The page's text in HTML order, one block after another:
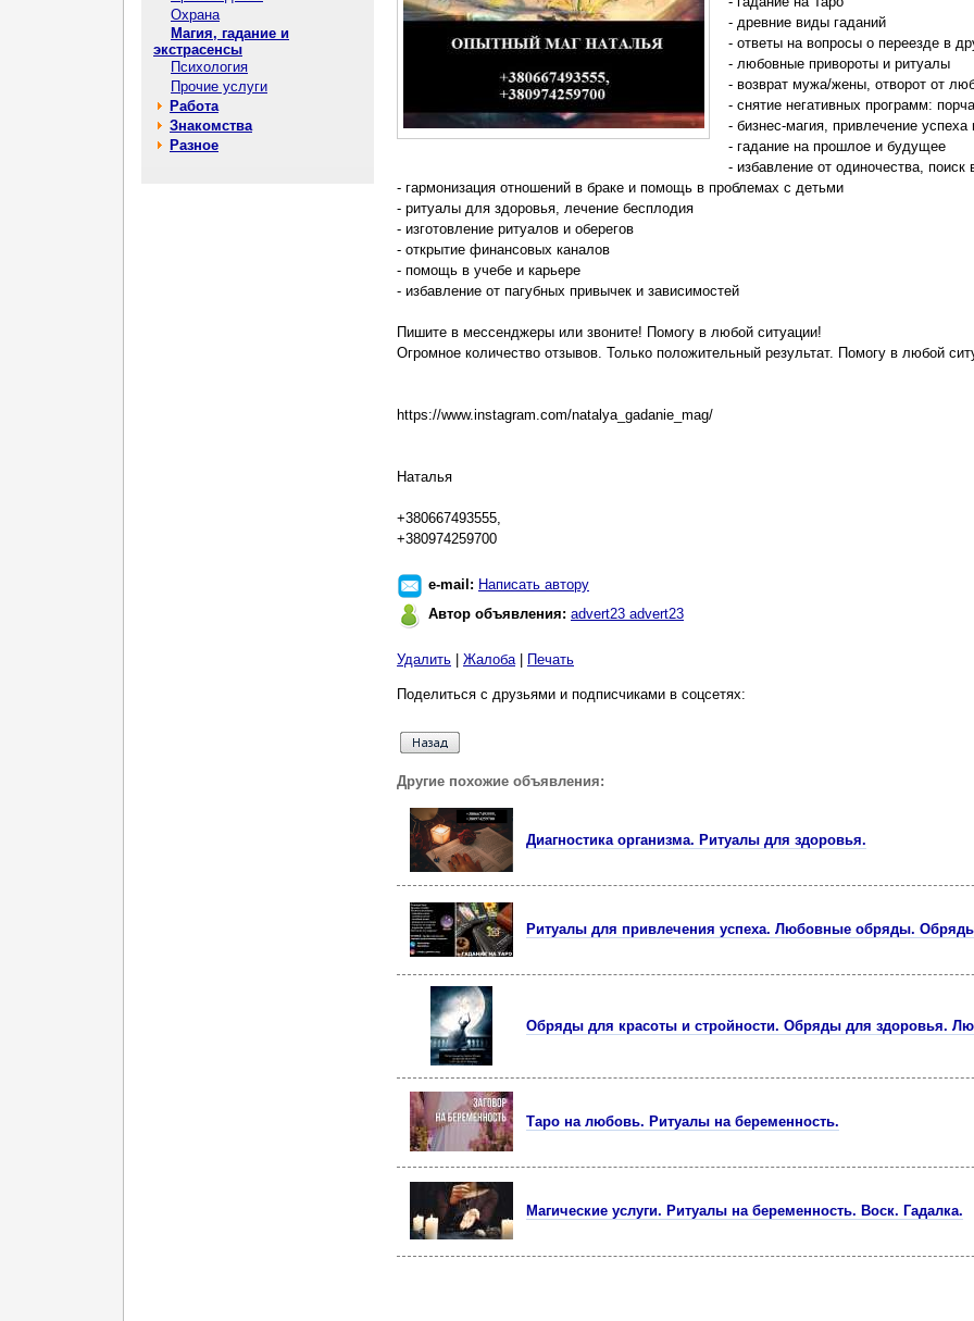
Охрана
Магия, гадание и
экстрасенсы
Психология
Прочие услуги
Работа
Знакомства
Разное
- древние виды гаданий
- ответы на вопросы о переезде в
- любовные привороты и ритуалы
- возврат мужа/жены, отворот от
- снятие негативных программ:
- бизнес-магия, привлечение
- гадание на прошлое и будущее
- избавление от одиночества, поиск
- гармонизация отношений в браке и помощь в проблемах с детьми
- ритуалы для здоровья, лечение бесплодия
- изготовление ритуалов и оберегов
- открытие финансовых каналов
- помощь в учебе и карьере
- избавление от пагубных привычек и зависимостей
Пишите в мессенджеры или звоните! Помогу в любой ситуации!
Огромное количество отзывов. Только положительный результат. Помогу в любой
https://www.instagram.com/natalya_gadanie_mag/
Наталья
+380667493555,
+380974259700
e-mail: Написать автору
Автор объявления: advert23 advert23
Удалить Жалоба| Печать
Поделиться с друзьями и подписчиками в соцсетях:
Другие похожие объявления:
Диагностика организма. Ритуалы для здоровья.
Ритуалы для привлечения успеха. Любовные обряды.
Обряды для красоты и стройности. Обряды для здоровья.
Таро на любовь. Ритуалы на беременность.
Магические услуги. Ритуалы на беременность. Воск. Гадалка.